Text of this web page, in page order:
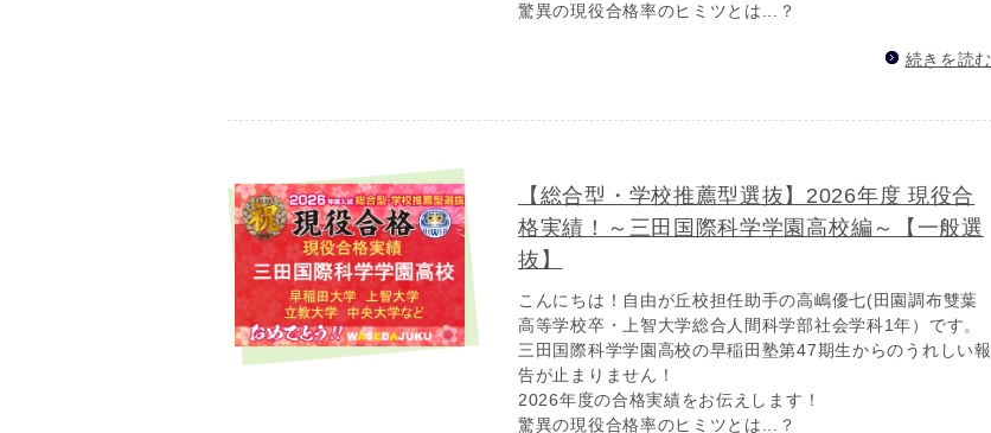
驚異の現役合格率のヒミツとは...？
続きを読む
【総合型・学校推薦型選抜】2026年度 現役合
格実績！～三田国際科学学園高校編～【一般選
抜】
こんにちは！自由が丘校担任助手の高嶋優七(田園調布雙葉
高等学校卒・上智大学総合人間科学部社会学科1年）です。
三田国際科学学園高校の早稲田塾第47期生からのうれしい報
告が止まりません！
2026年度の合格実績をお伝えします！
驚異の現役合格率のヒミツとは...？